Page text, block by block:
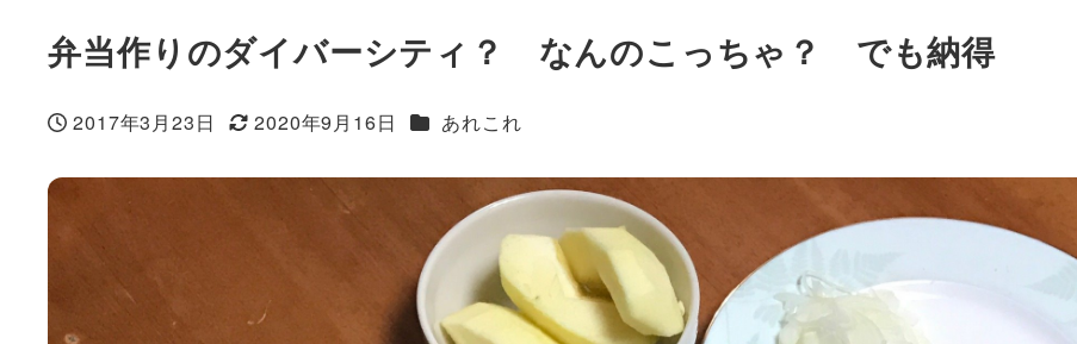
弁当作りのダイバーシティ？ なんのこっちゃ？ でも納得
投稿日
2017年3月23日
更新日
2020年9月16日 カテゴリー
あれこれ